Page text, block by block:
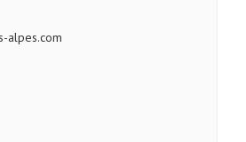
alpes.com